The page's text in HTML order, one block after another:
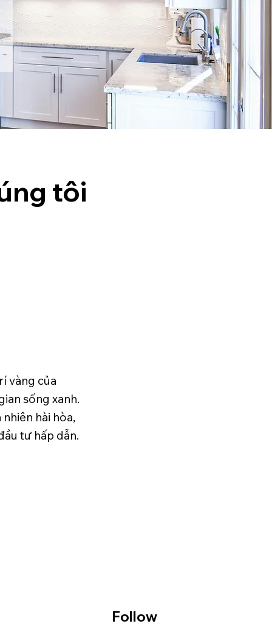
tôi
vàng của
sống xanh.
hài hòa,
tư hấp dẫn.
Follow